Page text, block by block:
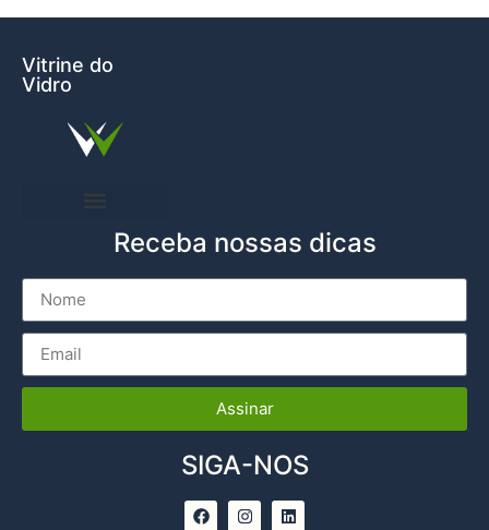
Vitrine do
Vidro
Receba nossas dicas
Assinar
SIGA-NOS